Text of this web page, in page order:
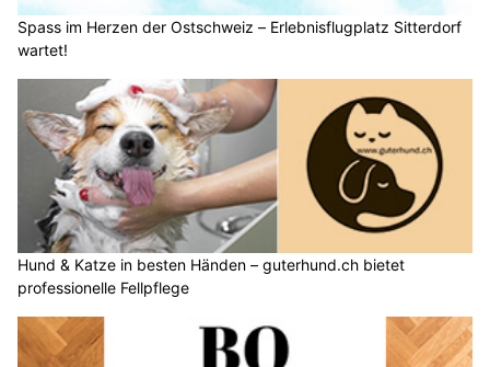
Spass im Herzen der Ostschweiz – Erlebnisflugplatz Sitterdorf
wartet!
Hund & Katze in besten Händen – guterhund.ch bietet
professionelle Fellpflege